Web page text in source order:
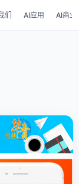
们 AI应用 AI商业